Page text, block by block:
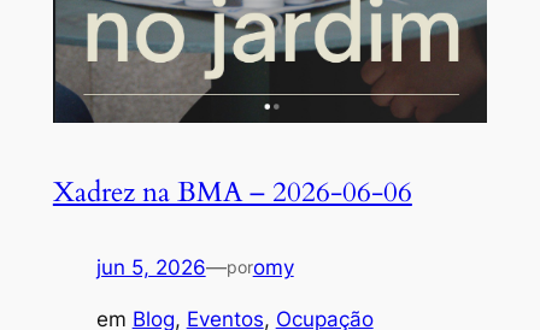
Xadrez na BMA – 2026-06-06
jun 5, 2026—poromy
em Blog, Eventos, Ocupação